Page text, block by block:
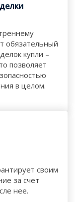
обязательный
купли –
позволяет
в целом.
своим
за счет
нее.